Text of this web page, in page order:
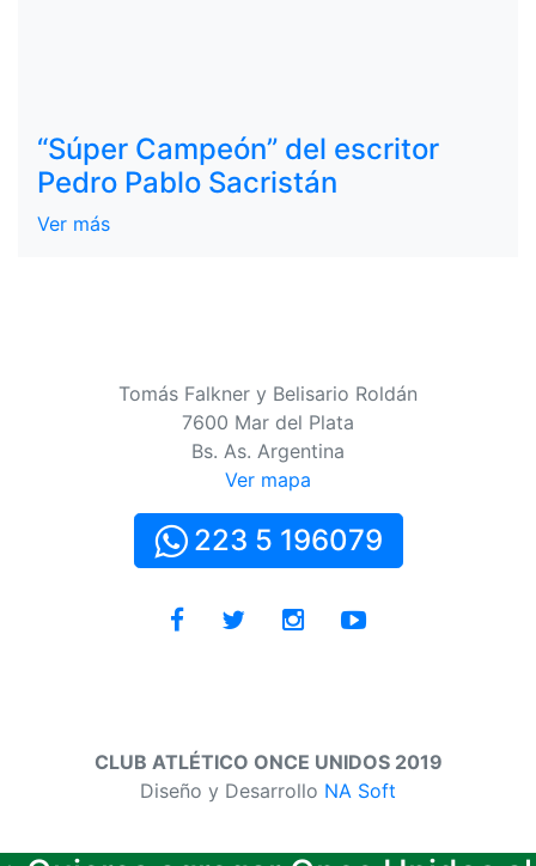
“Súper Campeón” del escritor
Pedro Pablo Sacristán
Ver más
Tomás Falkner y Belisario Roldán
7600 Mar del Plata
Bs. As. Argentina
Ver mapa
223 5 196079
CLUB ATLÉTICO ONCE UNIDOS 2019
Diseño y Desarrollo NA Soft